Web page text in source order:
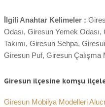
İlgili Anahtar Kelimeler :
Odası, Giresun Yemek
Takımı, Giresun Sehpa,
Giresun Puf, Giresun Çalışma
Giresun ilçesine komşu
Giresun Mobilya Modelleri